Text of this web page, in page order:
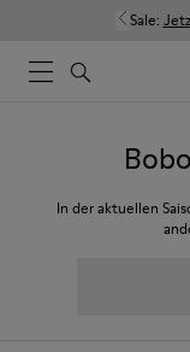
Sale:
In der aktuellen